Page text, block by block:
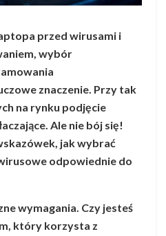
przed wirusami i
wybór
znaczenie. Przy tak
na rynku podjęcie
Ale nie bój się!
jak wybrać
odpowiednie do
wymagania. Czy jesteś
który korzysta z